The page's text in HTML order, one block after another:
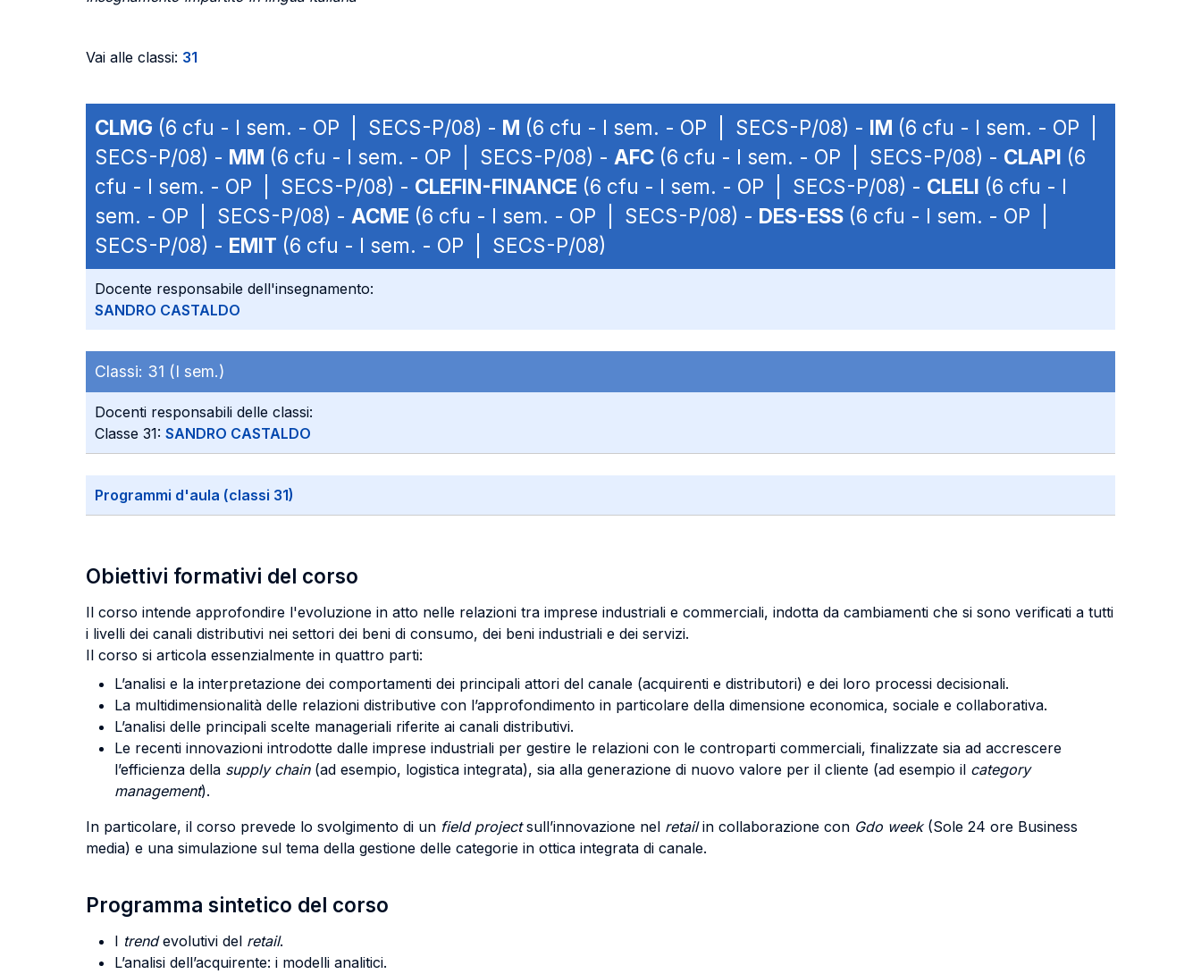
Vai alle classi: 31
CLMG (6 cfu - I sem. - OP | SECS-P/08) - M (6 cfu - I sem. - OP | SECS-P/08) - IM (6 cfu - I sem. - OP |
SECS-P/08) - MM (6 cfu - I sem. - OP | SECS-P/08) - AFC (6 cfu - I sem. - OP | SECS-P/08) - CLAPI (6
cfu - I sem. - OP | SECS-P/08) - CLEFIN-FINANCE (6 cfu - I sem. - OP | SECS-P/08) - CLELI (6 cfu - I
sem. - OP | SECS-P/08) - ACME (6 cfu - I sem. - OP | SECS-P/08) - DES-ESS (6 cfu - I sem. - OP |
SECS-P/08) - EMIT (6 cfu - I sem. - OP | SECS-P/08)
Docente responsabile dell'insegnamento:
SANDRO CASTALDO
Classi: 31 (I sem.)
Docenti responsabili delle classi:
Classe 31: SANDRO CASTALDO
Programmi d'aula (classi 31)
Obiettivi formativi del corso
Il corso intende approfondire l'evoluzione in atto nelle relazioni tra imprese industriali e commerciali, indotta da cambiamenti che si sono verificati a tutti
i livelli dei canali distributivi nei settori dei beni di consumo, dei beni industriali e dei servizi.
Il corso si articola essenzialmente in quattro parti:
L’analisi e la interpretazione dei comportamenti dei principali attori del canale (acquirenti e distributori) e dei loro processi decisionali.
La multidimensionalità delle relazioni distributive con l’approfondimento in particolare della dimensione economica, sociale e collaborativa.
L’analisi delle principali scelte manageriali riferite ai canali distributivi.
Le recenti innovazioni introdotte dalle imprese industriali per gestire le relazioni con le controparti commerciali, finalizzate sia ad accrescere
l’efficienza della supply chain (ad esempio, logistica integrata), sia alla generazione di nuovo valore per il cliente (ad esempio il category
management).
In particolare, il corso prevede lo svolgimento di un field projectsull’innovazione nel retailin collaborazione con Gdo week (Sole 24 ore Business
media) e una simulazione sul tema della gestione delle categorie in ottica integrata di canale.
Programma sintetico del corso
I trendevolutivi del retail.
L’analisi dell’acquirente: i modelli analitici.